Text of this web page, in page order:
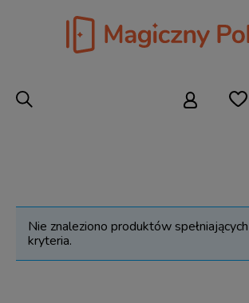
Nie znaleziono produktów
kryteria.